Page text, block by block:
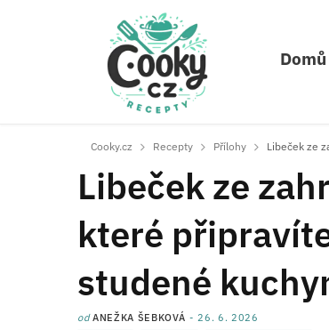
Domů
Cooky.cz Recepty Přílohy Libeček ze
Libeček ze
které
studené
odANEŽKA ŠEBKOVÁ 26. 6. 2026